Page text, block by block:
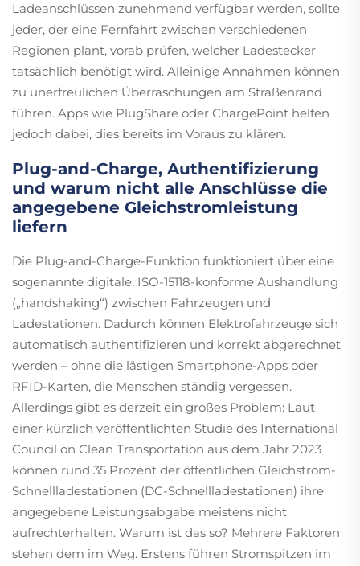
Ladeanschlüssen zunehmend verfügbar werden, sollte
jeder, der eine Fernfahrt zwischen verschiedenen
Regionen plant, vorab prüfen, welcher Ladestecker
tatsächlich benötigt wird. Alleinige Annahmen können
zu unerfreulichen Überraschungen am Straßenrand
führen. Apps wie PlugShare oder ChargePoint helfen
jedoch dabei, dies bereits im Voraus zu klären.
Plug-and-Charge, Authentifizierung
und warum nicht alle Anschlüsse die
angegebene Gleichstromleistung
liefern
Die Plug-and-Charge-Funktion funktioniert über eine
sogenannte digitale, ISO-15118-konforme Aushandlung
(„handshaking“) zwischen Fahrzeugen und
Ladestationen. Dadurch können Elektrofahrzeuge sich
automatisch authentifizieren und korrekt abgerechnet
werden – ohne die lästigen Smartphone-Apps oder
RFID-Karten, die Menschen ständig vergessen.
Allerdings gibt es derzeit ein großes Problem: Laut
einer kürzlich veröffentlichten Studie des International
Council on Clean Transportation aus dem Jahr 2023
können rund 35 Prozent der öffentlichen Gleichstrom-
Schnellladestationen (DC-Schnellladestationen) ihre
angegebene Leistungsabgabe meistens nicht
aufrechterhalten. Warum ist das so? Mehrere Faktoren
stehen dem im Weg. Erstens führen Stromspitzen im